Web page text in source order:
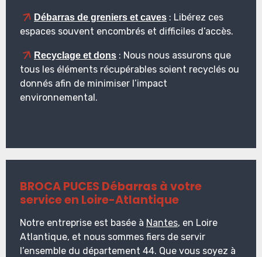
Débarras de greniers et caves : Libérez ces
espaces souvent encombrés et difficiles d’accès.
Recyclage et dons : Nous nous assurons que
tous les éléments récupérables soient recyclés ou
donnés afin de minimiser l’impact
environnemental.
BROCA PUCES Débarras à votre
service en Loire-Atlantique
Notre entreprise est basée à Nantes, en Loire
Atlantique, et nous sommes fiers de servir
l’ensemble du département 44. Que vous soyez à